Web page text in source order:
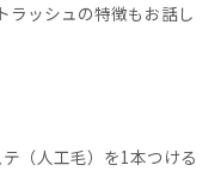
ラッシュの特徴もお話し
（人工毛）を1本つける